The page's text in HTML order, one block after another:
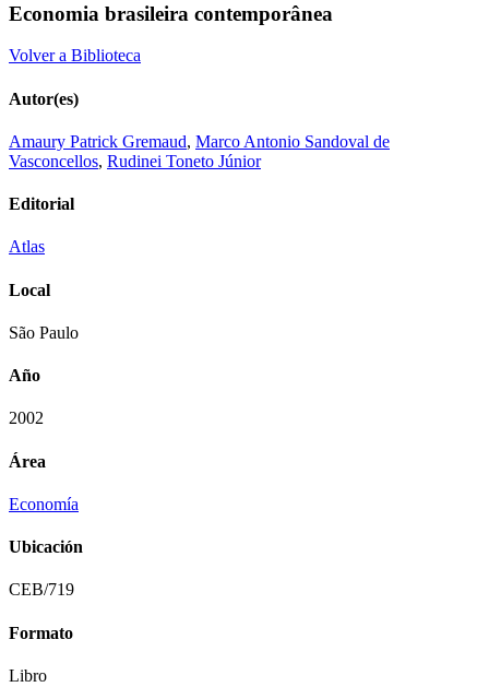
Economia brasileira contemporânea
Volver a Biblioteca
Autor(es)
Amaury Patrick Gremaud, Marco Antonio Sandoval de
Vasconcellos, Rudinei Toneto Júnior
Editorial
Atlas
Local
São Paulo
Año
2002
Área
Economía
Ubicación
CEB/719
Formato
Libro